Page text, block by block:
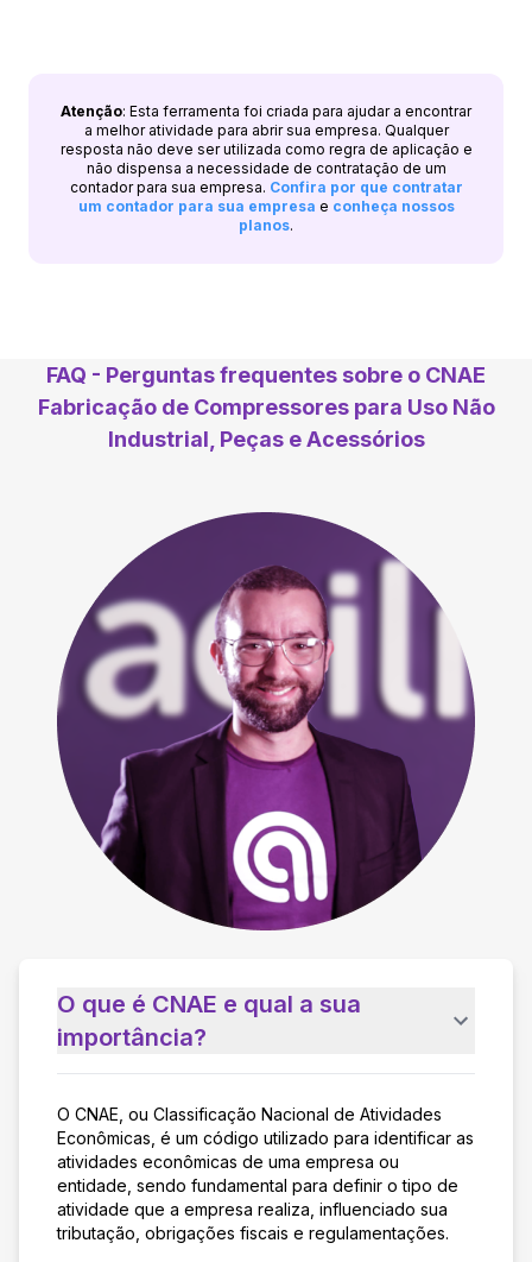
Atenção: Esta ferramenta foi criada para ajudar a encontrar
a melhor atividade para abrir sua empresa. Qualquer
resposta não deve ser utilizada como regra de aplicação e
não dispensa a necessidade de contratação de um
contador para sua empresa. Confira por que contratar
um contador para sua empresa e conheça nossos
planos.
FAQ - Perguntas frequentes sobre o CNAE
Fabricação de Compressores para Uso Não
Industrial, Peças e Acessórios
O que é CNAE e qual a sua
importância?
O CNAE, ou Classificação Nacional de Atividades
Econômicas, é um código utilizado para identificar as
atividades econômicas de uma empresa ou
entidade, sendo fundamental para definir o tipo de
atividade que a empresa realiza, influenciado sua
tributação, obrigações fiscais e regulamentações.